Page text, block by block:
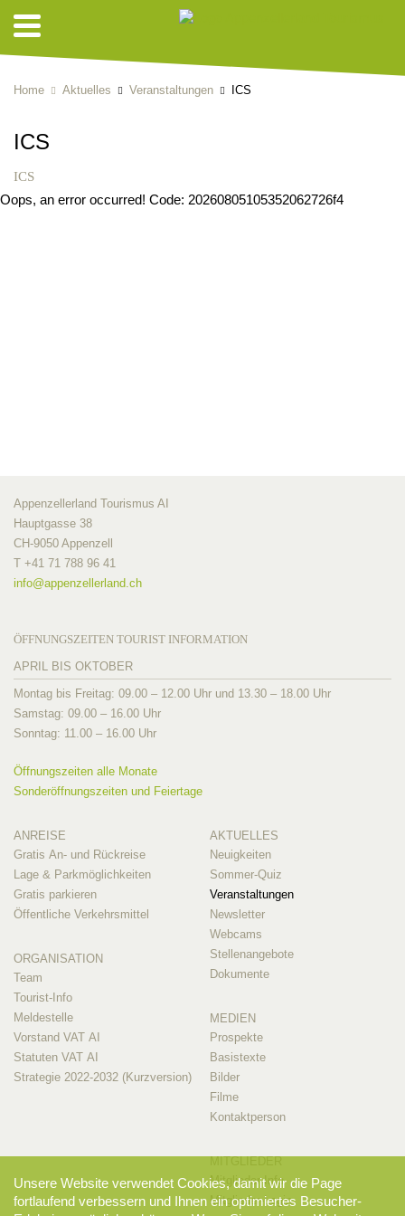
Home Aktuelles Veranstaltungen ICS
ICS
ICS
Oops, an error occurred! Code: 20260805105352062726f4
Appenzellerland Tourismus AI
Hauptgasse 38
CH-9050 Appenzell
T +41 71 788 96 41
info@appenzellerland.ch
ÖFFNUNGSZEITEN TOURIST INFORMATION
APRIL BIS OKTOBER
Montag bis Freitag: 09.00 – 12.00 Uhr und 13.30 – 18.00 Uhr
Samstag: 09.00 – 16.00 Uhr
Sonntag: 11.00 – 16.00 Uhr
Öffnungszeiten alle Monate
Sonderöffnungszeiten und Feiertage
ANREISE
Gratis An- und Rückreise
Lage & Parkmöglichkeiten
Gratis parkieren
Öffentliche Verkehrsmittel
ORGANISATION
Team
Tourist-Info
Meldestelle
Vorstand VAT AI
Statuten VAT AI
Strategie 2022-2032 (Kurzversion)
AKTUELLES
Neuigkeiten
Sommer-Quiz
Veranstaltungen
Newsletter
Webcams
Stellenangebote
Dokumente
MEDIEN
Prospekte
Basistexte
Bilder
Filme
Kontaktperson
Mitglieder-Info
Mitglieder-Login
Unsere Website verwendet Cookies, damit wir die Page
fortlaufend verbessern und Ihnen ein optimiertes Besucher-